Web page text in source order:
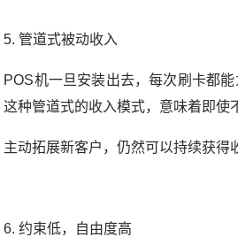
5. 管道式被动收入
POS机一旦安装出去，每次刷卡都能
这种管道式的收入模式，意味着即使
主动拓展新客户，仍然可以持续获得
6. 约束低，自由度高